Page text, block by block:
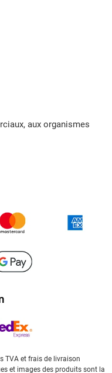
aux organismes
TVA et frais de livraison
et images des produits sont la